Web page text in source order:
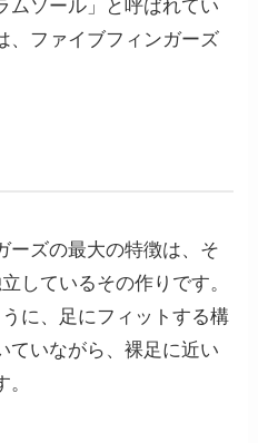
ムソール」と呼ばれてい
、ファイブフィンガーズ
ーズの最大の特徴は、そ
しているその作りです。
に、足にフィットする構
ていながら、裸足に近い